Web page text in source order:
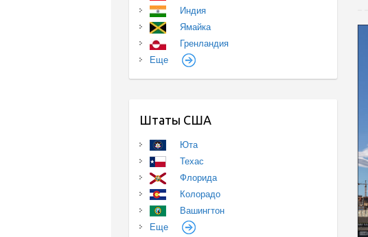
Индия
Ямайка
Гренландия
Еще
Штаты США
Юта
Техас
Флорида
Колорадо
Вашингтон
Еще